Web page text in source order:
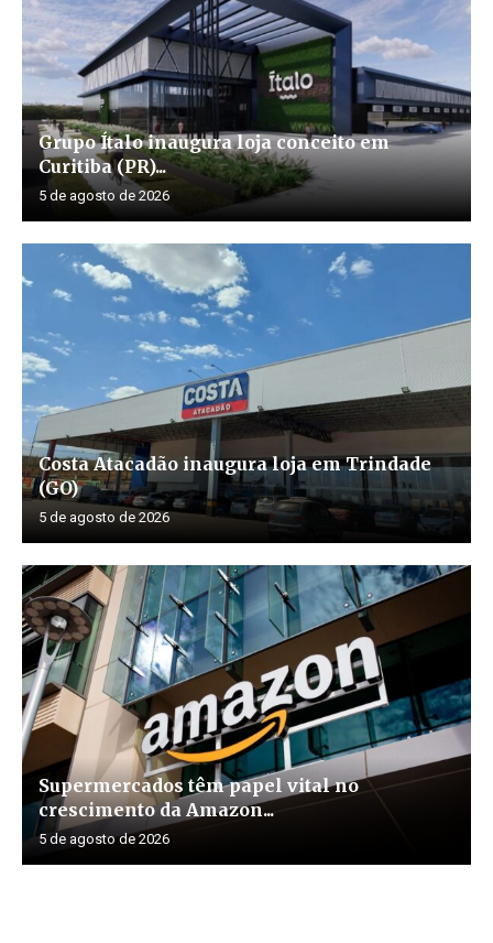
Grupo Ítalo inaugura loja conceito em
Curitiba (PR)...
5 de agosto de 2026
Costa Atacadão inaugura loja em Trindade
(GO)
5 de agosto de 2026
Supermercados têm papel vital no
crescimento da Amazon...
5 de agosto de 2026